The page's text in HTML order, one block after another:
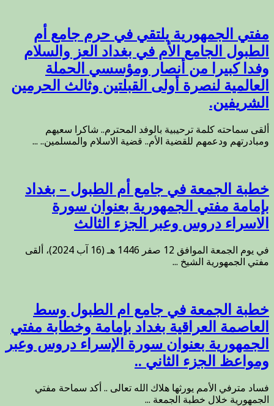
مفتي الجمهورية يلتقي في حرم جامع أم
الطبول الجامع الأم في بغداد العز والسلام
وفدا كبيرا من أنصار ومؤسسي الحملة
العالمية لنصرة أولى القبلتين وثالث الحرمين
الشريفين.
ألقى سماحته كلمة ترحيبية بالوفد المحترم.. شاكرا سعيهم
ومبادرتهم ودعمهم للقضية الأم.. قضية الاسلام والمسلمين.. ...
خطبة الجمعة في جامع أم الطبول – بغداد
بإمامة مفتي الجمهورية بعنوان سورة
الاسراء دروس وعبر الجزء الثالث
في يوم الجمعة الموافق 12 صفر 1446 هـ (16 آب 2024)، ألقى
مفتي الجمهورية الشيخ ...
خطبة الجمعة في جامع ام الطبول وسط
العاصمة العراقية بغداد بإمامة وخطابة مفتي
الجمهورية بعنوان سورة الإسراء دروس وعبر
ومواعظ الجزء الثاني ..
فساد مترفي الأمم يورثها هلاك الله تعالى .. أكد سماحة مفتي
الجمهورية خلال خطبة الجمعة ...